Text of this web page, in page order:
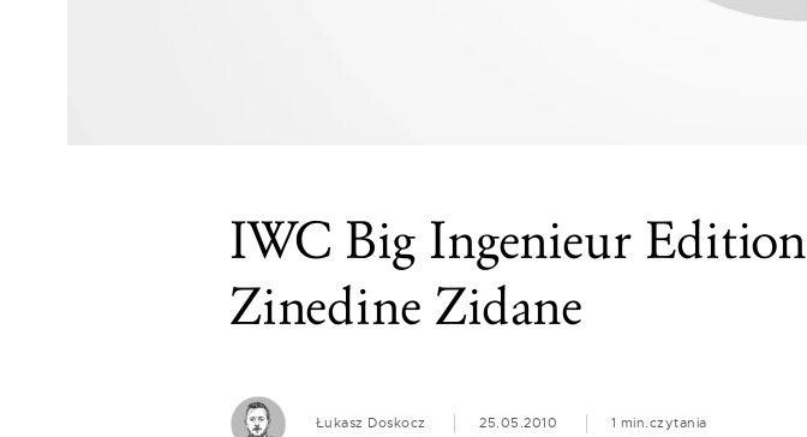
IWC Big Ingenieur Edition
Zinedine Zidane
Łukasz Doskocz 25.05.2010 1 min. czytania